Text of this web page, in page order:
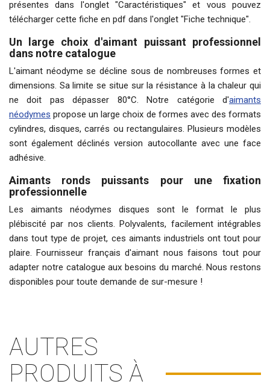
présentes dans l'onglet "Caractéristiques" et vous pouvez
télécharger cette fiche en pdf dans l'onglet "Fiche technique".
Un large choix d'aimant puissant professionnel
dans notre catalogue
L'aimant néodyme se décline sous de nombreuses formes et
dimensions. Sa limite se situe sur la résistance à la chaleur qui
ne doit pas dépasser 80°C. Notre catégorie d'aimants
néodymes propose un large choix de formes avec des formats
cylindres, disques, carrés ou rectangulaires. Plusieurs modèles
sont également déclinés version autocollante avec une face
adhésive.
Aimants ronds puissants pour une fixation
professionnelle
Les aimants néodymes disques sont le format le plus
plébiscité par nos clients. Polyvalents, facilement intégrables
dans tout type de projet, ces aimants industriels ont tout pour
plaire.Fournisseur français d'aimant nous faisons tout pour
adapter notre catalogue aux besoins du marché. Nous restons
disponibles pour toute demande de sur-mesure !
AUTRES
PRODUITS À